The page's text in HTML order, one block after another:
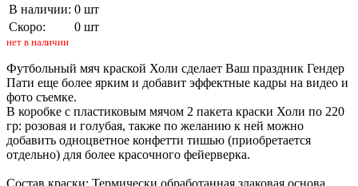
В наличии: 0 шт
Скоро:
0 шт
нет в наличии
Футбольный мяч краской Холи сделает Ваш праздник Гендер
Пати еще более ярким и добавит эффектные кадры на видео и
фото съемке.
В коробке с пластиковым мячом 2 пакета краски Холи по 220
гр: розовая и голубая, также по желанию к ней можно
добавить одноцветное конфетти тишью (приобретается
отдельно) для более красочного фейерверка.
Состав краски: Термически обработанная злаковая основа,